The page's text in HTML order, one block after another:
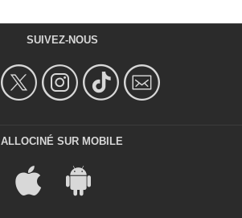
SUIVEZ-NOUS
ALLOCINÉ SUR MOBILE